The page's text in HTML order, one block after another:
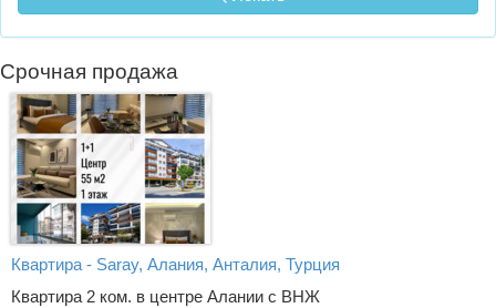
Срочная продажа
Квартира - Saray, Алания, Анталия, Турция
Квартира 2 ком. в центре Алании с ВНЖ